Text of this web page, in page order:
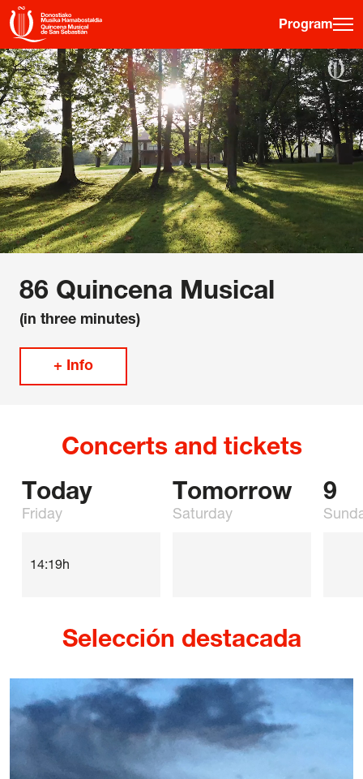
Program
ES · EU · FR · EN
Program
Ticket information
Young public
Musical fortnight
Previous editions
Friends
News
Legal notice
Privacy Policy
86 Quincena Musical
(in three minutes)
+ Info
Concerts and tickets
Today
Friday
14:19h
Tomorrow
Saturday
9
Selección destacada